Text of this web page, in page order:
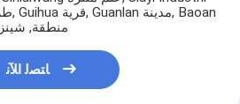
منطقة,
ﺎﺘﺼﻟ ﺍﻶﻧ